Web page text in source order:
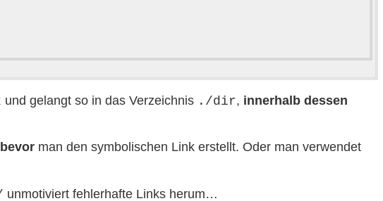
und gelangt so in das Verzeichnis ./dir, innerhalb dessen
bevor man den symbolischen Link erstellt. Oder man verwendet
unmotiviert fehlerhafte Links herum…